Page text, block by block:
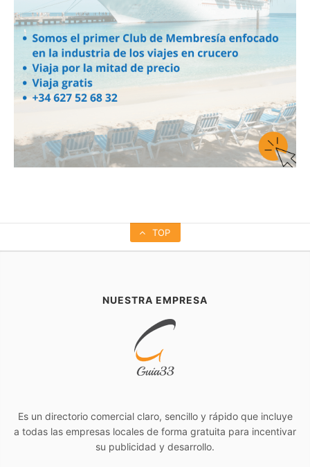
TOP
NUESTRA EMPRESA
Es un directorio comercial claro, sencillo y rápido que incluye
a todas las empresas locales de forma gratuita para incentivar
su publicidad y desarrollo.